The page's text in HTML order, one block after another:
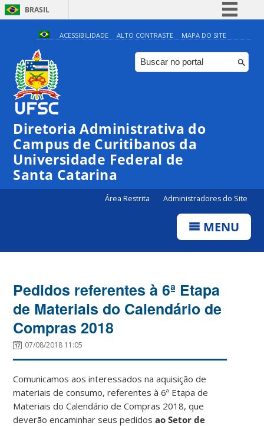
BRASIL
Simplifique!
Comunica BR
Participe
Canais
ACESSIBILIDADE ALTO CONTRASTE MAPA DO SITE
Diretoria Administrativa do
Campus de Curitibanos da
Universidade Federal de
Santa Catarina
Área Restrita Administradores do Site
MENU
Pedidos referentes à 6ª Etapa
de Materiais do Calendário de
Compras 2018
07/08/2018 11:05
Comunicamos aos interessados na aquisição de
materiais de consumo, referentes à 6ª Etapa de
Materiais do Calendário de Compras 2018, que
deverão encaminhar seus pedidosao Setor de